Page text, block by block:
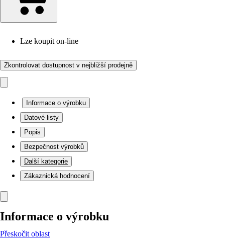
Lze koupit on-line
Zkontrolovat dostupnost v nejbližší prodejně
Informace o výrobku
Datové listy
Popis
Bezpečnost výrobků
Další kategorie
Zákaznická hodnocení
Informace o výrobku
Přeskočit oblast